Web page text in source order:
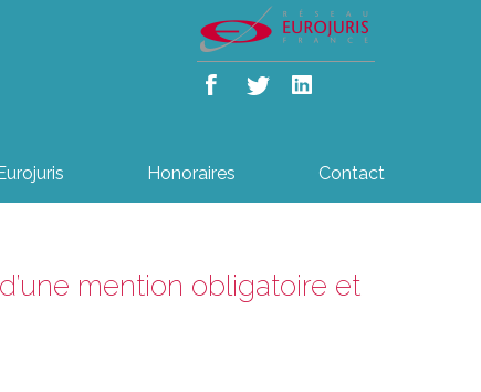
Eurojuris Honoraires Contact
mention obligatoire et